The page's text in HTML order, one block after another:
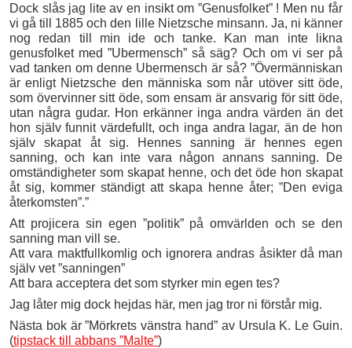
Dock slås jag lite av en insikt om ”Genusfolket” ! Men nu får
vi gå till 1885 och den lille Nietzsche minsann. Ja, ni känner
nog redan till min ide och tanke. Kan man inte likna
genusfolket med ”Ubermensch” så säg? Och om vi ser på
vad tanken om denne Ubermensch är så? ”Övermänniskan
är enligt Nietzsche den människa som når utöver sitt öde,
som övervinner sitt öde, som ensam är ansvarig för sitt öde,
utan några gudar. Hon erkänner inga andra värden än det
hon själv funnit värdefullt, och inga andra lagar, än de hon
själv skapat åt sig. Hennes sanning är hennes egen
sanning, och kan inte vara någon annans sanning. De
omständigheter som skapat henne, och det öde hon skapat
åt sig, kommer ständigt att skapa henne åter; ”Den eviga
återkomsten”.”
Att projicera sin egen ”politik” på omvärlden och se den
sanning man vill se.
Att vara maktfullkomlig och ignorera andras åsikter då man
själv vet ”sanningen”
Att bara acceptera det som styrker min egen tes?
Jag låter mig dock hejdas här, men jag tror ni förstår mig.
Nästa bok är ”Mörkrets vänstra hand” av Ursula K. Le Guin.
(tipstack till abbans ”Malte”)